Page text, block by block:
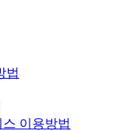
법
이용방법